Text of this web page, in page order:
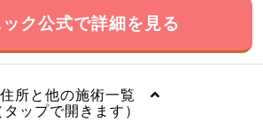
ク公式で詳細を見る
所と他の施術一覧
タップで開きます）